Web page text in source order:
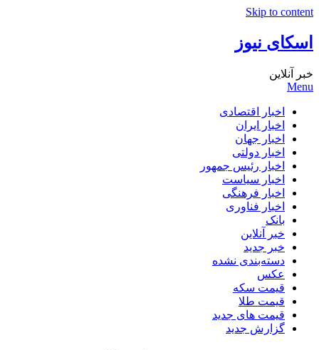
Skip to content
اسکای نیوز
خبر آنلاین
Menu
اخبار اقتصادی
اخبار ایران
اخبار جهان
اخبار دولتی
اخبار رئیس جمهور
اخبار سیاست
اخبار فرهنگی
اخبار فناوری
بانک
خبر آنلاین
خبر جدید
دسته‌بندی نشده
عکس
قیمت سکه
قیمت طلا
قیمت های جدید
گزارش جدید